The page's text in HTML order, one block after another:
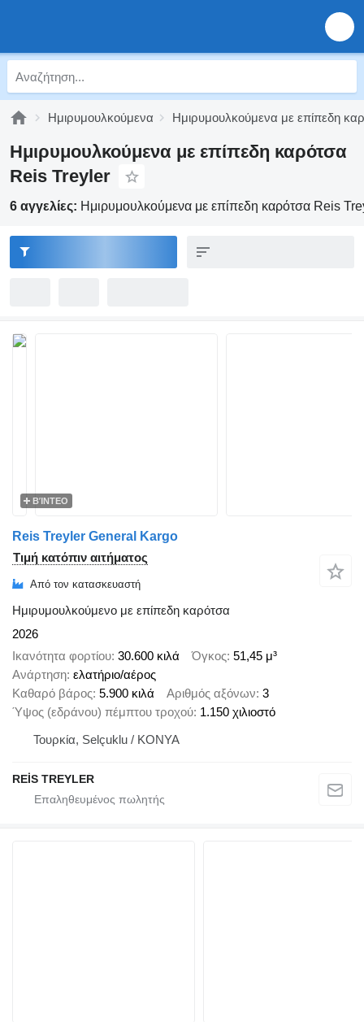
Ημιρυμουλκούμενα Ημιρυμουλκούμενα με επίπεδη
Ημιρυμουλκούμενα με επίπεδη καρότσα
Reis Treyler
6 αγγελίες: Ημιρυμουλκούμενα με επίπεδη καρότσα Reis
ΒΊΝΤΕΟ
Reis Treyler General Kargo
Τιμή κατόπιν αιτήματος
Από τον κατασκευαστή
Ημιρυμουλκούμενο με επίπεδη καρότσα
2026
Ικανότητα φορτίου 30.600 κιλά Όγκος 51,45 μ³
Ανάρτηση ελατήριο/αέρος
Καθαρό βάρος 5.900 κιλά Αριθμός αξόνων 3
Ύψος (εδράνου) πέμπτου τροχού 1.150 χιλιοστό
Τουρκία, Selçuklu / KONYA
REİS TREYLER